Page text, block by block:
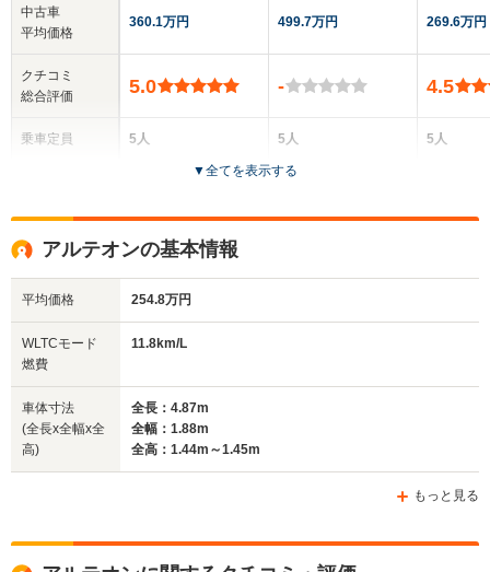
中古車
平均価格
クチコミ
総合評価
乗車定員
サイズ
(全長x全幅x全高)
360.1万円
5.0
5人
全高
1.45m
全幅
1.88m
11.5km/L
499.7万円
-
5人
5ドア
269.6万円
4.5
5人
▼全てを表示する
アルテオンの基本情報
平均価格 254.8万円
WLTCモード
燃費
11.8km/L
車体寸法
(全長x全幅x全
高)
全長：4.87m
全幅：1.88m
全高：1.44m～1.45m
もっと見る